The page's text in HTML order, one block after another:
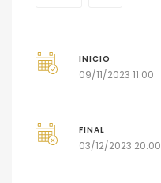
INICIO
09/11/2023 11:00
FINAL
03/12/2023 20:00